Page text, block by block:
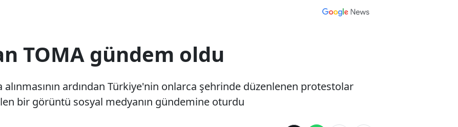
TOMA gündem oldu
ardından Türkiye'nin onlarca şehrinde düzenlenen protestolar
bir görüntü sosyal medyanın gündemine oturdu